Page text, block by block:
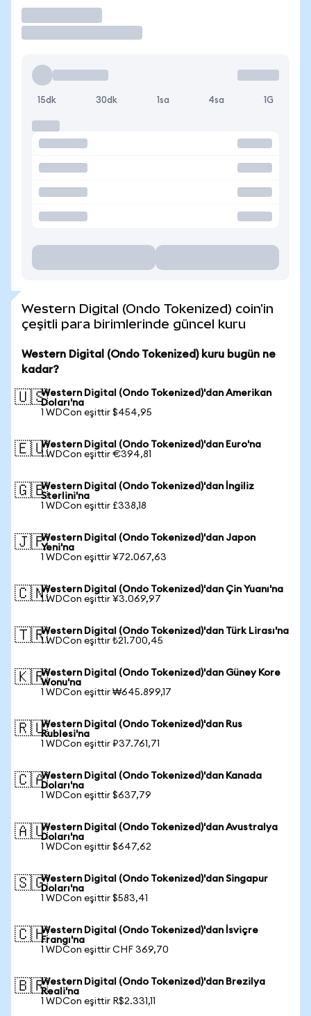
15dk 30dk 1sa 4sa 1G
Western Digital (Ondo Tokenized) coin'in
çeşitli para birimlerinde güncel kuru
Western Digital (Ondo Tokenized) kuru bugün ne
kadar?
🇺🇸Western Digital (Ondo Tokenized)'dan Amerikan
Doları'na
1 WDCon eşittir $454,95
🇪🇺Western Digital (Ondo Tokenized)'dan Euro'na
1 WDCon eşittir €394,81
🇬🇧Western Digital (Ondo Tokenized)'dan İngiliz
Sterlini'na
1 WDCon eşittir £338,18
🇯🇵Western Digital (Ondo Tokenized)'dan Japon
Yeni'na
1 WDCon eşittir ¥72.067,63
🇨🇳Western Digital (Ondo Tokenized)'dan Çin Yuanı'na
1 WDCon eşittir ¥3.069,97
🇹🇷Western Digital (Ondo Tokenized)'dan Türk Lirası'na
1 WDCon eşittir ₺21.700,45
🇰🇷Western Digital (Ondo Tokenized)'dan Güney Kore
Wonu'na
1 WDCon eşittir ₩645.899,17
🇷🇺Western Digital (Ondo Tokenized)'dan Rus
Rublesi'na
1 WDCon eşittir ₽37.761,71
🇨🇦Western Digital (Ondo Tokenized)'dan Kanada
Doları'na
1 WDCon eşittir $637,79
🇦🇺Western Digital (Ondo Tokenized)'dan Avustralya
Doları'na
1 WDCon eşittir $647,62
🇸🇬Western Digital (Ondo Tokenized)'dan Singapur
Doları'na
1 WDCon eşittir $583,41
🇨🇭Western Digital (Ondo Tokenized)'dan İsviçre
Frangı'na
1 WDCon eşittir CHF 369,70
🇧🇷Western Digital (Ondo Tokenized)'dan Brezilya
Reali'na
1 WDCon eşittir R$2.331,11